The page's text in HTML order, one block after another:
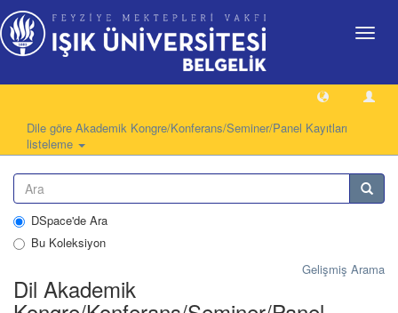
Geçiş
Dile göre Akademik Kongre/Konferans/Seminer/Panel Kayıtları
listeleme
DSpace'de Ara
Bu Koleksiyon
Gelişmiş Arama
Dil Akademik